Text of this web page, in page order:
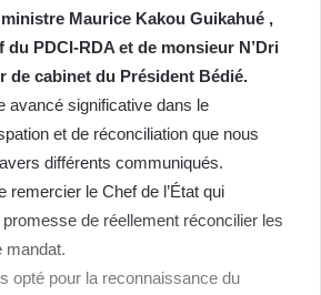
Maurice Kakou Guikahué ,
PDCI-RDA et de monsieur N’Dri
de cabinet du Président Bédié.
avancé significative dans le
et de réconciliation que nous
différents communiqués.
remercier le Chef de l’État qui
de réellement réconcilier les
mandat.
opté pour la reconnaissance du